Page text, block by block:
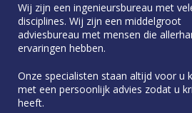
Wij zijn een ingenieursbureau met
disciplines. Wij zijn een middelgroot
adviesbureau met mensen die
ervaringen hebben.
Onze specialisten staan altijd voor u
met een persoonlijk advies zodat u
heeft.